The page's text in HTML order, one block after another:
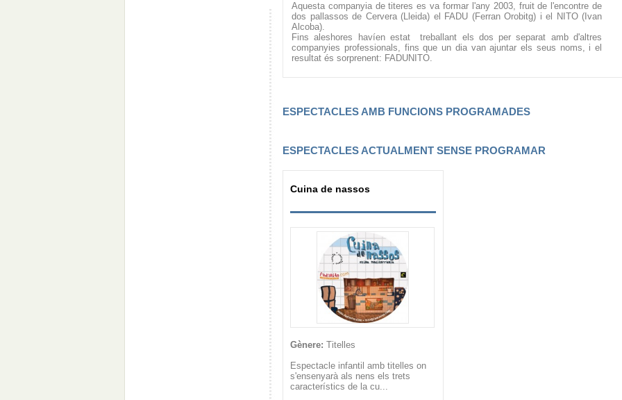
Aquesta companyia de titeres es va formar l'any 2003, fruit de l'encontre de
dos pallassos de Cervera (Lleida) el FADU (Ferran Orobitg) i el NITO (Ivan
Alcoba).
Fins aleshores havíen estat treballant els dos per separat amb d'altres
companyies professionals, fins que un dia van ajuntar els seus noms, i el
resultat és sorprenent: FADUNITO.
ESPECTACLES AMB FUNCIONS PROGRAMADES
ESPECTACLES ACTUALMENT SENSE PROGRAMAR
Cuina de nassos
Gènere: Titelles
Espectacle infantil amb titelles on
s'ensenyarà als nens els trets
característics de la cu...